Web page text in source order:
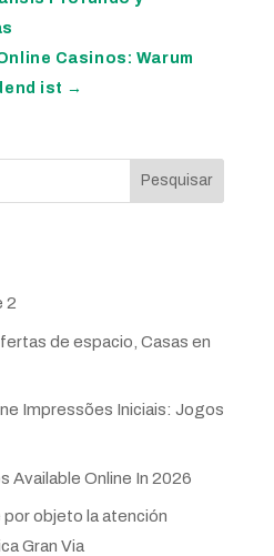
Casinos: Warum
ist →
Pesquisar
2
de espacio, Casas en
Impressões Iniciais: Jogos
Available Online In 2026
por objeto la atención
Gran Via